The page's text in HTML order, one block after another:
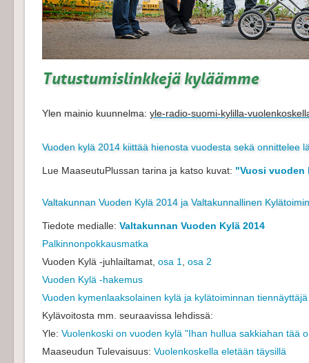
Tutustumislinkkejä kyläämme
Ylen mainio kuunnelma: yle-radio-suomi-kylilla-
Vuoden kylä 2014 kiittää hienosta vuodesta sekä onnittelee
Lue MaaseutuPlussan tarina ja katso kuvat: "Vuosi vuoden
Valtakunnan Vuoden Kylä 2014 ja Valtakunnallinen
Tiedote medialle: Valtakunnan Vuoden Kylä 2014
Palkinnonpokkausmatka
Vuoden Kylä -juhlailtamat, osa 1
osa 2
Vuoden Kylä -hakemus
Vuoden kymenlaaksolainen kylä ja kylätoiminnan
Kylävoitosta mm. seuraavissa lehdissä:
Yle: Vuolenkoski on vuoden kylä "Ihan hullua sakkiahan tää
Maaseudun Tulevaisuus: Vuolenkoskella eletään täysillä